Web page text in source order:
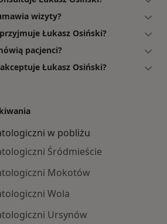
wizyty?
Łukasz Osiński?
pacjenci?
Łukasz Osiński?
w pobliżu
Śródmieście
Mokotów
Wola
Ursynów